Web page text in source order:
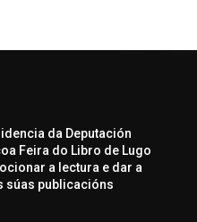
da Deputación
Feira do Libro de Lugo
a lectura e dar a
súas publicacións